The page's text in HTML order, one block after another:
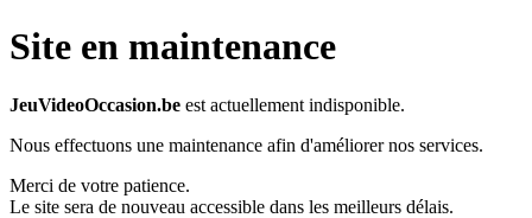
Site en maintenance
JeuVideoOccasion.be est actuellement indisponible.
Nous effectuons une maintenance afin d'améliorer nos services.
Merci de votre patience.
Le site sera de nouveau accessible dans les meilleurs délais.